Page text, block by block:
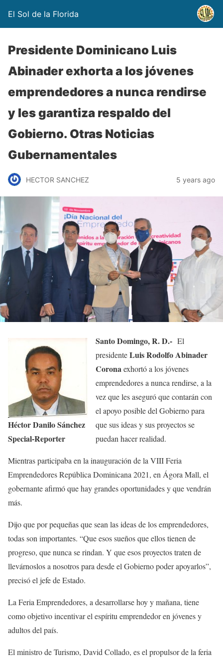
El Sol de la Florida
Presidente Dominicano Luis
Abinader exhorta a los jóvenes
emprendedores a nunca rendirse
y les garantiza respaldo del
Gobierno. Otras Noticias
Gubernamentales
HECTOR SANCHEZ 5 years ago
Héctor Danilo Sánchez
Special-Reporter
Santo Domingo, R. D.- El
presidenteLuis Rodolfo Abinader
Coronaexhortó a los jóvenes
emprendedores a nunca rendirse, a la
vez que les aseguró que contarán con
el apoyo posible del Gobierno para
que sus ideas y sus proyectos se
puedan hacer realidad.
Mientras participaba en la inauguración de la VIII Feria
Emprendedores República Dominicana 2021, en Ágora Mall, el
gobernante afirmó que hay grandes oportunidades y que vendrán
más.
Dijo que por pequeñas que sean las ideas de los emprendedores,
todas son importantes. “Que esos sueños que ellos tienen de
progreso, que nunca se rindan. Y que esos proyectos traten de
llevárnoslos a nosotros para desde el Gobierno poder apoyarlos”,
precisó el jefe de Estado.
La Feria Emprendedores, a desarrollarse hoy y mañana, tiene
como objetivo incentivar el espíritu emprendedor en jóvenes y
adultos del país.
El ministro de Turismo, David Collado, es el propulsor de la feria